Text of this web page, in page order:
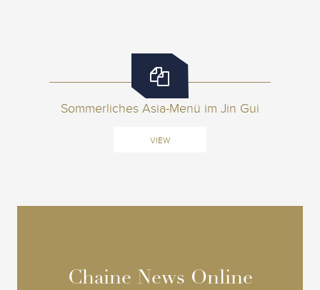
Sommerliches Asia-Menü im Jin Gui
VIEW
Chaine News Online
Chaine News Online